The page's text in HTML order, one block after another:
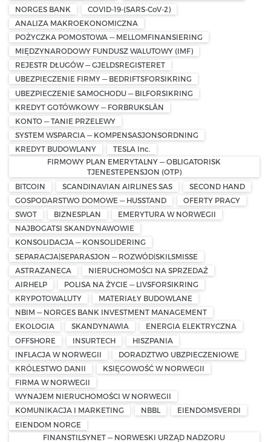
NORGES BANK
COVID-19-(SARS-CoV-2)
ANALIZA MAKROEKONOMICZNA
POŻYCZKA POMOSTOWA — MELLOMFINANSIERING
MIĘDZYNARODOWY FUNDUSZ WALUTOWY (IMF)
REJESTR DŁUGÓW — GJELDSREGISTERET
UBEZPIECZENIE FIRMY — BEDRIFTSFORSIKRING
UBEZPIECZENIE SAMOCHODU — BILFORSIKRING
KREDYT GOTÓWKOWY — FORBRUKSLÅN
KONTO — TANIE PRZELEWY
SYSTEM WSPARCIA — KOMPENSASJONSORDNING
KREDYT BUDOWLANY
TESLA Inc.
FIRMOWY PLAN EMERYTALNY — OBLIGATORISK
TJENESTEPENSJON (OTP)
BITCOIN
SCANDINAVIAN AIRLINES SAS
SECOND HAND
GOSPODARSTWO DOMOWE — HUSSTAND
OFERTY PRACY
SWOT
BIZNESPLAN
EMERYTURA W NORWEGII
NAJBOGATSI SKANDYNAWOWIE
KONSOLIDACJA — KONSOLIDERING
SEPARACJA|SEPARASJON — ROZWÓD|SKILSMISSE
ASTRAZANECA
NIERUCHOMOŚCI NA SPRZEDAŻ
AIRHELP
POLISA NA ŻYCIE — LIVSFORSIKRING
KRYPOTOWALUTY
MATERIAŁY BUDOWLANE
NBIM — NORGES BANK INVESTMENT MANAGEMENT
EKOLOGIA
SKANDYNAWIA
ENERGIA ELEKTRYCZNA
OFFSHORE
INSURTECH
HISZPANIA
INFLACJA W NORWEGII
DORADZTWO UBZPIECZENIOWE
KRÓLESTWO DANII
KSIĘGOWOŚĆ W NORWEGII
FIRMA W NORWEGII
WYNAJEM NIERUCHOMOŚCI W NORWEGII
KOMUNIKACJA I MARKETING
NBBL
EIENDOMSVERDI
EIENDOM NORGE
FINANSTILSYNET — NORWESKI URZĄD NADZORU